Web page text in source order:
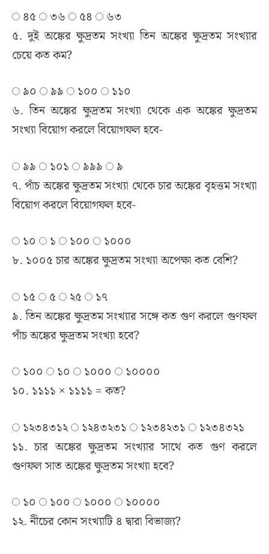
৪৫
৩৬ ৫৪
৬৩
৫. দুই অঙ্কের ক্ষুদ্রতম সংখ্যা তিন অঙ্কের ক্ষুদ্রতম সংখ্যার
চেয়ে কত কম?
৯০
৯৯ ১০০
১১০
৬. তিন অঙ্কের ক্ষুদ্রতম সংখ্যা থেকে এক অঙ্কের ক্ষুদ্রতম
সংখ্যা বিয়োগ করলে বিয়োগফল হবে-
৯৯
১০১ ৯৯৯
৯
৭. পাঁচ অঙ্কের ক্ষুদ্রতম সংখ্যা থেকে চার অঙ্কের বৃহত্তম সংখ্যা
বিয়োগ করলে বিয়োগফল হবে-
১০
১ ১০০
১০০০
৮. ১০০৫ চার অঙ্কের ক্ষুদ্রতম সংখ্যা অপেক্ষা কত বেশি?
১৫
৫ ২৫
১৭
৯. তিন অঙ্কের ক্ষুদ্রতম সংখ্যার সঙ্গে কত গুণ করলে গুণফল
পাঁচ অঙ্কের ক্ষুদ্রতম সংখ্যা হবে?
১০০
১০ ১০০০
১০০০০
১০. ১১১১ × ১১১১ = কত?
১২৩৪৩১২
১২৪৩২৩১ ১২৩৪২৩১
১২৩৪৩২১
১১. চার অঙ্কের ক্ষুদ্রতম সংখ্যার সাথে কত গুণ করলে
গুণফল সাত অঙ্কের ক্ষুদ্রতম সংখ্যা হবে?
১০
১০০ ১০০০
১০০০০
১২. নীচের কোন সংখ্যাটি ৪ দ্বারা বিভাজ্য?